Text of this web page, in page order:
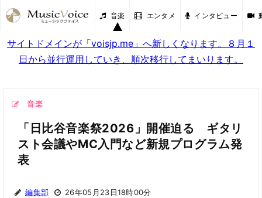
音楽 エンタメ インタビュー
サイトドメインが「voisjp.me」へ新しくなります。８月１
日から並行運用していき、順次移行してまいります。
音楽
「日比谷音楽祭2026」開催迫る ギタリ
スト会議やMC入門など新規プログラム発
表
編集部 26年05月23日18時00分